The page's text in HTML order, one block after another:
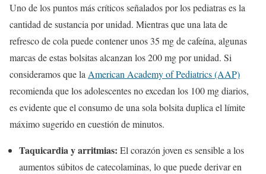
Uno de los puntos más críticos señalados por los pediatras es la
cantidad de sustancia por unidad. Mientras que una lata de
refresco de cola puede contener unos 35 mg de cafeína, algunas
marcas de estas bolsitas alcanzan los 200 mg por unidad. Si
consideramos que la American Academy of Pediatrics (AAP)
recomienda que los adolescentes no excedan los 100 mg diarios,
es evidente que el consumo de una sola bolsita duplica el límite
máximo sugerido en cuestión de minutos.
Taquicardia y arritmias: El corazón joven es sensible a los
aumentos súbitos de catecolaminas, lo que puede derivar en